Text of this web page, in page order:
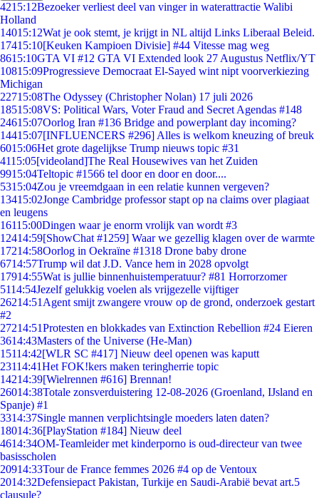
4215:12Bezoeker verliest deel van vinger in waterattractie Walibi
Holland
14015:12Wat je ook stemt, je krijgt in NL altijd Links Liberaal Beleid.
17415:10[Keuken Kampioen Divisie] #44 Vitesse mag weg
8615:10GTA VI #12 GTA VI Extended look 27 Augustus Netflix/YT
10815:09Progressieve Democraat El-Sayed wint nipt voorverkiezing
Michigan
22715:08The Odyssey (Christopher Nolan) 17 juli 2026
18515:08VS: Political Wars, Voter Fraud and Secret Agendas #148
24615:07Oorlog Iran #136 Bridge and powerplant day incoming?
14415:07[INFLUENCERS #296] Alles is welkom kneuzing of breuk
6015:06Het grote dagelijkse Trump nieuws topic #31
4115:05[videoland]The Real Housewives van het Zuiden
9915:04Teltopic #1566 tel door en door en door....
5315:04Zou je vreemdgaan in een relatie kunnen vergeven?
13415:02Jonge Cambridge professor stapt op na claims over plagiaat
en leugens
16115:00Dingen waar je enorm vrolijk van wordt #3
12414:59[ShowChat #1259] Waar we gezellig klagen over de warmte
17214:58Oorlog in Oekraïne #1318 Drone baby drone
6714:57Trump wil dat J.D. Vance hem in 2028 opvolgt
17914:55Wat is jullie binnenhuistemperatuur? #81 Horrorzomer
5114:54Jezelf gelukkig voelen als vrijgezelle vijftiger
26214:51 Agent smijt zwangere vrouw op de grond, onderzoek gestart
#2
27214:51Protesten en blokkades van Extinction Rebellion #24 Eieren
3614:43Masters of the Universe (He-Man)
15114:42[WLR SC #417] Nieuw deel openen was kaputt
23114:41Het FOK!kers maken teringherrie topic
14214:39[Wielrennen #616] Brennan!
26014:38Totale zonsverduistering 12-08-2026 (Groenland, IJsland en
Spanje) #1
3314:37Single mannen verplichtsingle moeders laten daten?
18014:36[PlayStation #184] Nieuw deel
4614:34OM-Teamleider met kinderporno is oud-directeur van twee
basisscholen
20914:33Tour de France femmes 2026 #4 op de Ventoux
2014:32Defensiepact Pakistan, Turkije en Saudi-Arabië bevat art.5
clausule?